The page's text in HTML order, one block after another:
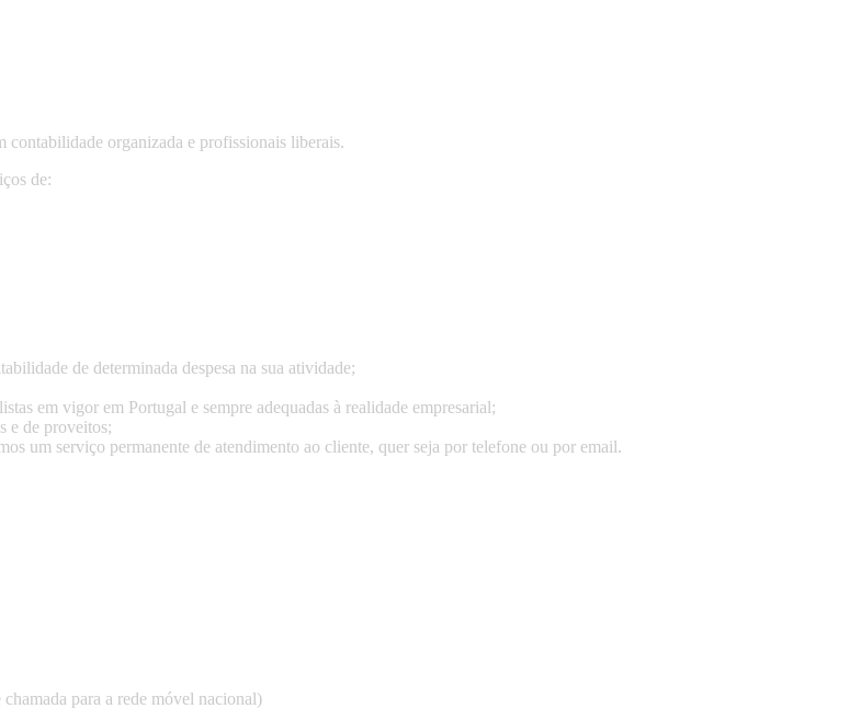
contabilidade organizada e profissionais liberais.
de:
de determinada despesa na sua atividade;
em vigor em Portugal e sempre adequadas à realidade empresarial;
e de proveitos;
um serviço permanente de atendimento ao cliente, quer seja por telefone ou por email.
para a rede móvel nacional)